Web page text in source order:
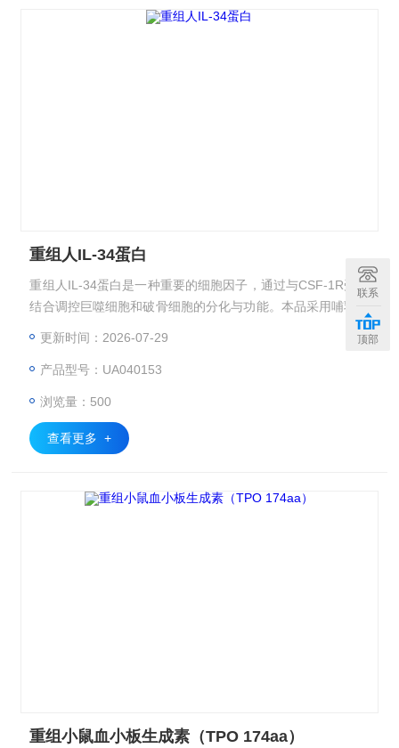
重组人IL-34蛋白
重组人IL-34蛋白是一种重要的细胞因子，通过与CSF-1R受体
结合调控巨噬细胞和破骨细胞的分化与功能。本品采用哺乳动
物表达系统制备，具有天然蛋白活性，适用于免疫调节研究和
更新时间：2026-07-29
产品型号：UA040153
浏览量：500
查看更多 +
重组小鼠血小板生成素（TPO 174aa）
联系
顶部